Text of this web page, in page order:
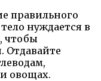
правильного
нуждается в
чтобы
Отдавайте
овощах.